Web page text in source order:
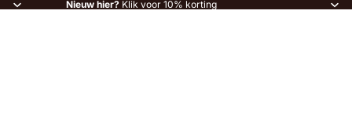
Nieuw hier? Klik voor 10% korting